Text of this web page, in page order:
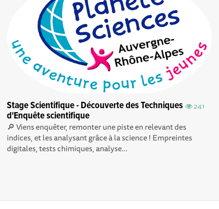
241
Stage Scientifique - Découverte des Techniques
d'Enquête scientifique
🔎 Viens enquêter, remonter une piste en relevant des
indices, et les analysant grâce à la science ! Empreintes
digitales, tests chimiques, analyse...